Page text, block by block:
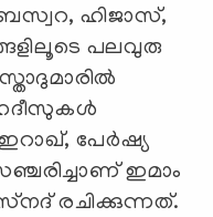
ഹിജാസ്,
പലവുരു
പേർഷ്യ
ഇമാം
രചിക്കുന്നത്.